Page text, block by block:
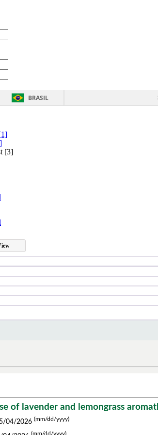
BRASIL
[3]
of lavender and lemongrass
04/2026 (mm/dd/yyyy)
(mm/dd/yyyy)